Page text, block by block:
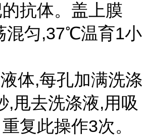
抗体。盖上膜
混匀,37℃温育1小
体,每孔加满洗涤
,甩去洗涤液,用吸
复此操作3次。